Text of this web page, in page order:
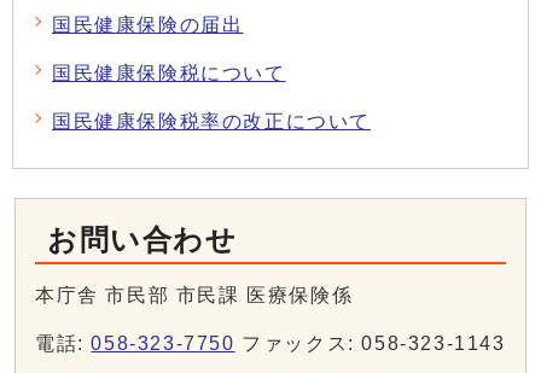
国民健康保険の届出
国民健康保険税について
国民健康保険税率の改正について
お問い合わせ
本庁舎 市民部 市民課 医療保険係
電話:058-323-7750 ファックス: 058-323-1143